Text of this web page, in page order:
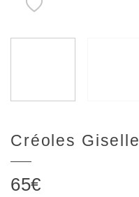
Créoles Giselle
65€